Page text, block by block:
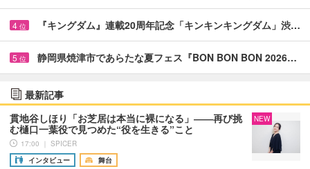
4 位 『キングダム』連載20周年記念「キンキンキングダム」渋…
5 位 静岡県焼津市であらたな夏フェス『BON BON BON 2026…
最新記事
貫地谷しほり「お芝居は本当に裸になる」――再び挑
む樋口一葉役で見つめた“役を生きる”こと
17:00 ｜ SPICER
インタビュー
舞台
NEW